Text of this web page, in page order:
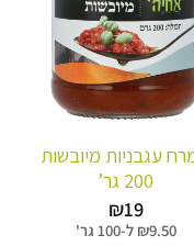
עגבניות מיובשות
200 גר’
₪19
₪9.50 ל-100 גר'